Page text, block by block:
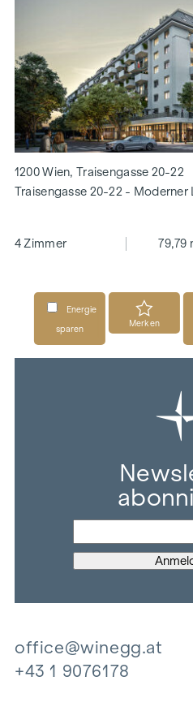
1200 Wien, Traisengasse 20-22
Traisengasse 20-22 -
4 Zimmer 79,79
Energie
sparen
Merken
office@winegg.at
+43 1 9076178